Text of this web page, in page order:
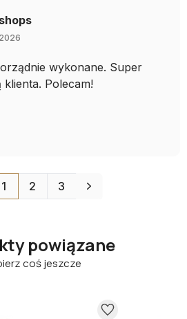
powiązane
coś jeszcze